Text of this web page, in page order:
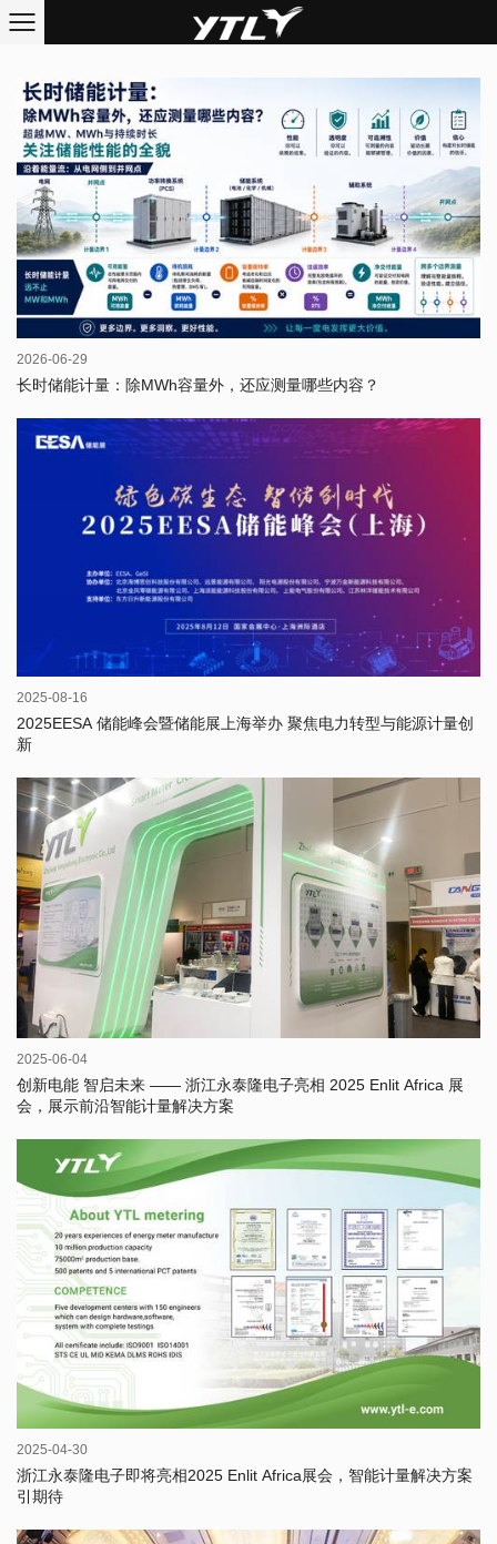
2026-06-29
长时储能计量：除MWh容量外，还应测量哪些内容？
2025-08-16
2025EESA 储能峰会暨储能展上海举办 聚焦电力转型与能源计量创
新
2025-06-04
创新电能 智启未来 —— 浙江永泰隆电子亮相 2025 Enlit Africa 展
会，展示前沿智能计量解决方案
2025-04-30
浙江永泰隆电子即将亮相2025 Enlit Africa展会，智能计量解决方案
引期待